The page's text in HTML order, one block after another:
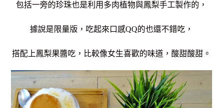
包括一旁的珍珠也是利用多肉植物與鳳梨手工製作的，
據說是限量版，吃起來口感QQ的也還不錯吃，
搭配上鳳梨果醬吃，比較像女生喜歡的味道，酸甜酸甜。